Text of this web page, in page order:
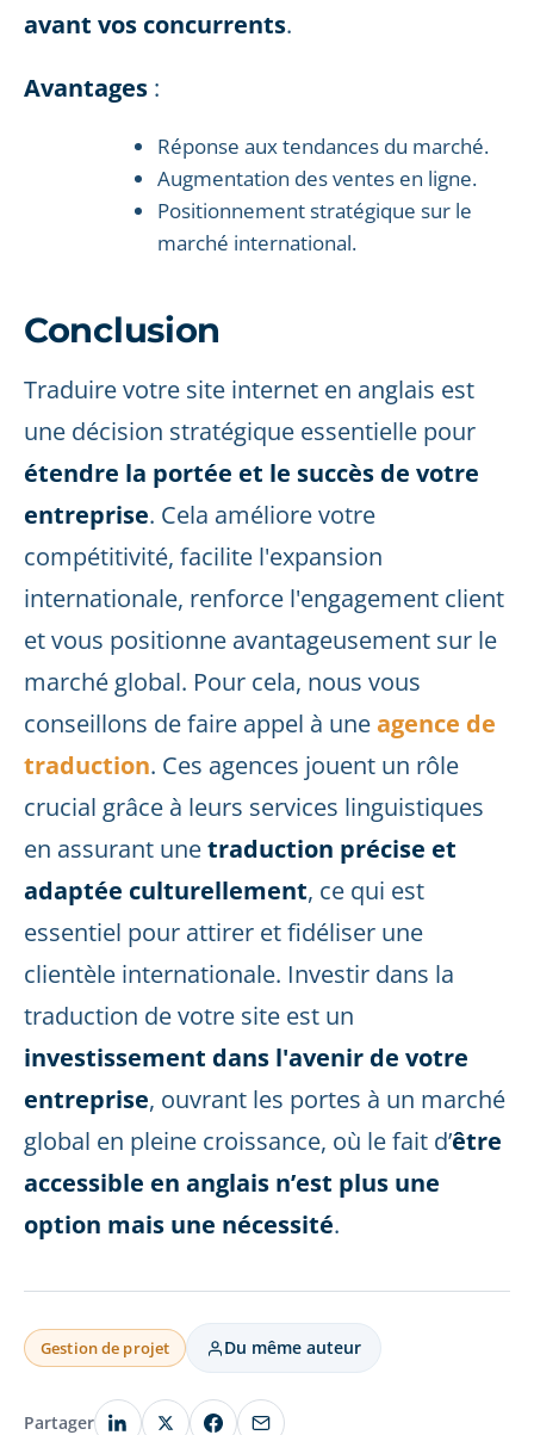
avant vos concurrents.
Avantages :
Réponse aux tendances du marché.
Augmentation des ventes en ligne.
Positionnement stratégique sur le
marché international.
Conclusion
Traduire votre site internet en anglais est
une décision stratégique essentielle pour
étendre la portée et le succès de votre
entreprise. Cela améliore votre
compétitivité, facilite l'expansion
internationale, renforce l'engagement client
et vous positionne avantageusement sur le
marché global. Pour cela, nous vous
conseillons de faire appel à uneagence de
traduction. Ces agences jouent un rôle
crucial grâce à leurs services linguistiques
en assurant unetraduction précise et
adaptée culturellement, ce qui est
essentiel pour attirer et fidéliser une
clientèle internationale. Investir dans la
traduction de votre site est un
investissement dans l'avenir de votre
entreprise, ouvrant les portes à un marché
global en pleine croissance, où le fait d’être
accessible en anglais n’est plus une
option mais une nécessité.
Gestion de projet Du même auteur
Partager